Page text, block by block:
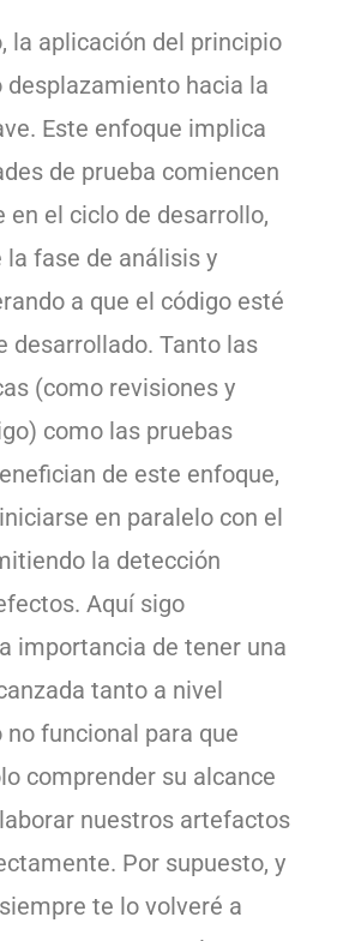
la aplicación del principio
desplazamiento hacia la
Este enfoque implica
de prueba comiencen
en el ciclo de desarrollo,
fase de análisis y
a que el código esté
desarrollado. Tanto las
(como revisiones y
como las pruebas
de este enfoque,
en paralelo con el
la detección
Aquí sigo
importancia de tener una
tanto a nivel
funcional para que
comprender su alcance
nuestros artefactos
Por supuesto, y
te lo volveré a